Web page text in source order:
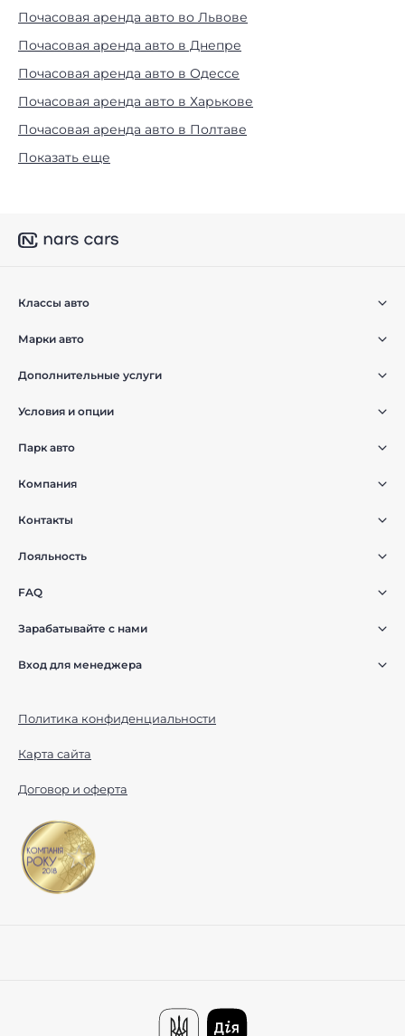
Почасовая аренда авто во Львове
Почасовая аренда авто в Днепре
Почасовая аренда авто в Одессе
Почасовая аренда авто в Харькове
Почасовая аренда авто в Полтаве
Показать еще
Классы авто
Марки авто
Дополнительные услуги
Условия и опции
Парк авто
Компания
Контакты
Лояльность
FAQ
Зарабатывайте с нами
Вход для менеджера
Политика конфиденциальности
Карта сайта
Договор и оферта